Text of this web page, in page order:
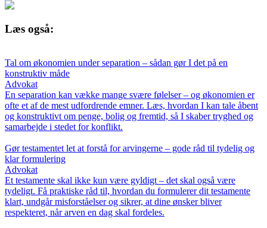
Læs også:
Tal om økonomien under separation – sådan gør I det på en
konstruktiv måde
Advokat
En separation kan vække mange svære følelser – og økonomien er
ofte et af de mest udfordrende emner. Læs, hvordan I kan tale åbent
og konstruktivt om penge, bolig og fremtid, så I skaber tryghed og
samarbejde i stedet for konflikt.
Gør testamentet let at forstå for arvingerne – gode råd til tydelig og
klar formulering
Advokat
Et testamente skal ikke kun være gyldigt – det skal også være
tydeligt. Få praktiske råd til, hvordan du formulerer dit testamente
klart, undgår misforståelser og sikrer, at dine ønsker bliver
respekteret, når arven en dag skal fordeles.